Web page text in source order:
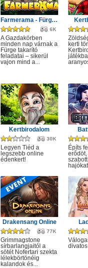
Farmerama - Fürge takarító
6K
A Gazdakörben
minden nap várnak a
Fürge takarító
feladatai – sikerül
vajon mind a...
kerti
Kertbirodalom
30K
Legyen Tiéd a
legszebb online
édenkert!
Építs
Drakensang Online
77K
Grimmagstone
sírbarlangjaitól a
sötét Nofertari szekta
lélekbörtönéig
kalandok és...